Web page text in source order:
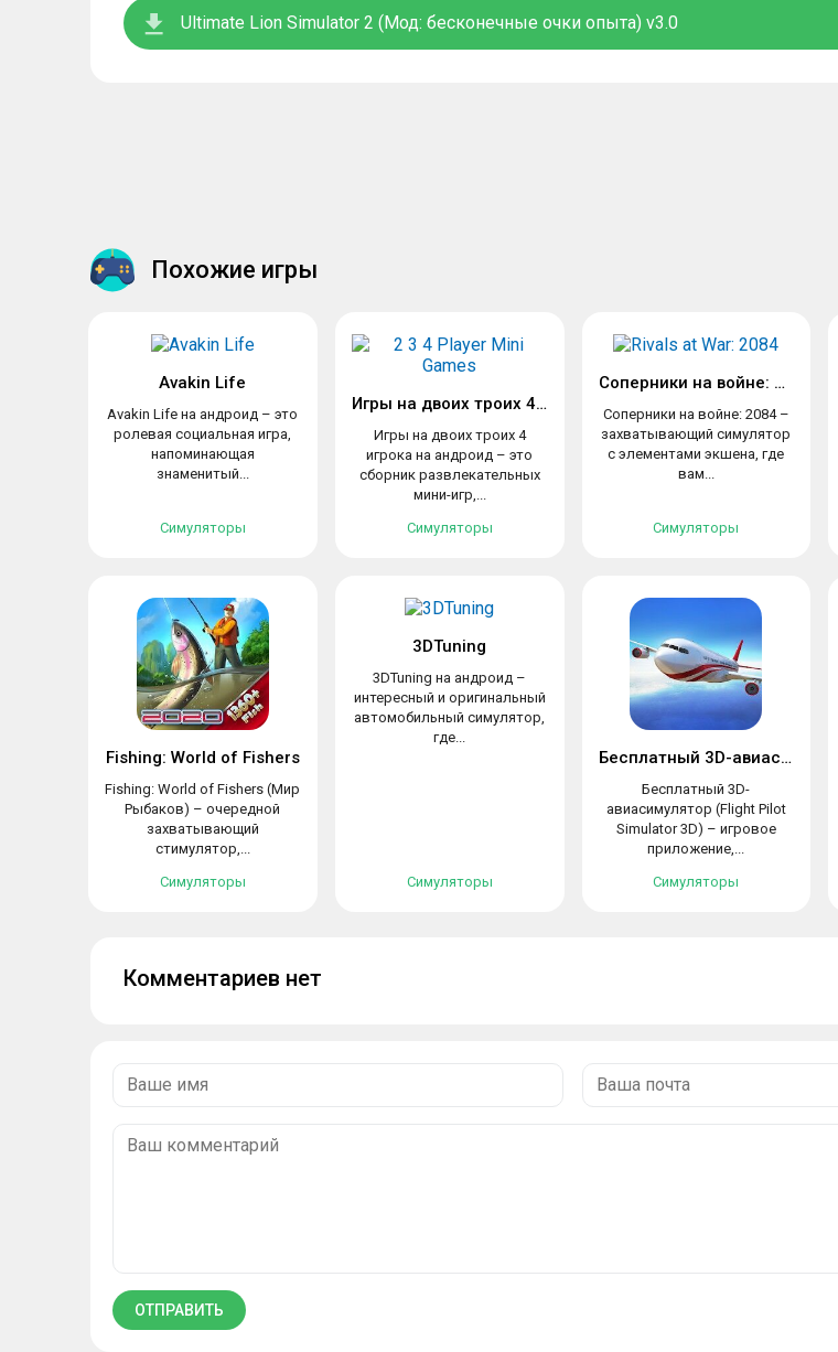
Ultimate Lion Simulator 2 (Мод: бесконечные очки опыта) v3.0
Похожие игры
Avakin Life
Avakin Life на андроид – это
ролевая социальная игра,
напоминающая
знаменитый...
Симуляторы
Игры на двоих троих 4 игрока
Игры на двоих троих 4
игрока на андроид – это
сборник развлекательных
мини-игр,...
Симуляторы
Соперники на войне: 2084
Соперники на войне: 2084 –
захватывающий симулятор
с элементами экшена, где
вам...
Симуляторы
Fishing: World of Fishers
Fishing: World of Fishers (Мир
Рыбаков) – очередной
захватывающий
стимулятор,...
Симуляторы
3DTuning
3DTuning на андроид –
интересный и оригинальный
автомобильный симулятор,
где...
Симуляторы
Бесплатный 3D-авиасимулятор
Бесплатный 3D-
авиасимулятор (Flight Pilot
Simulator 3D) – игровое
приложение,...
Симуляторы
Комментариев нет